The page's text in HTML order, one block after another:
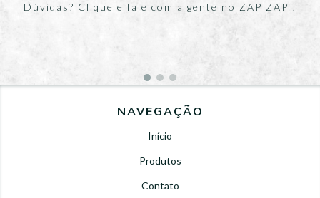
Dúvidas? Clique e fale com a gente no ZAP ZAP !
NAVEGAÇÃO
Início
Produtos
Contato